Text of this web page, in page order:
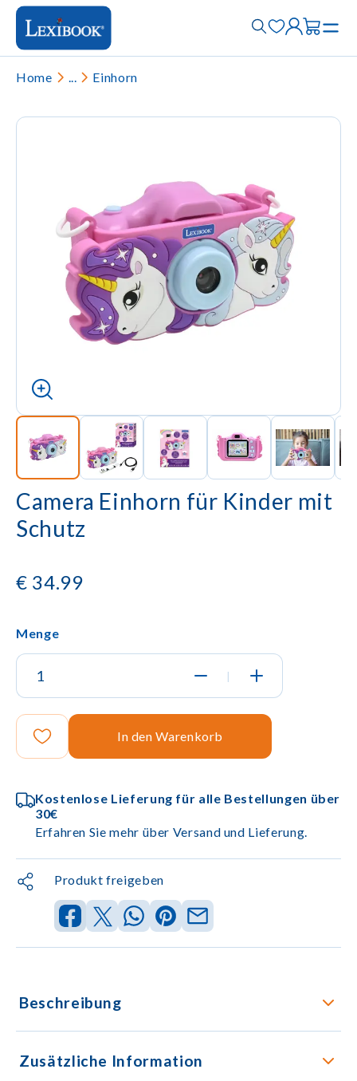
Home ... Einhorn
Camera Einhorn für Kinder mit
Schutz
€ 34.99
Menge
|
In den Warenkorb
Kostenlose Lieferung für alle Bestellungen über
30€
Erfahren Sie mehr über Versand und Lieferung.
Produkt freigeben
Beschreibung
Zusätzliche Information